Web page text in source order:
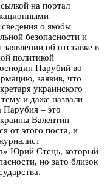
на портал
о якобы
безопасности и
об отставке в
политикой
Парубий во
заявив, что
украинского
и даже назвали
Парубия – это
Валентин
от этого поста, и
Юрий Стець, который
но зато близок